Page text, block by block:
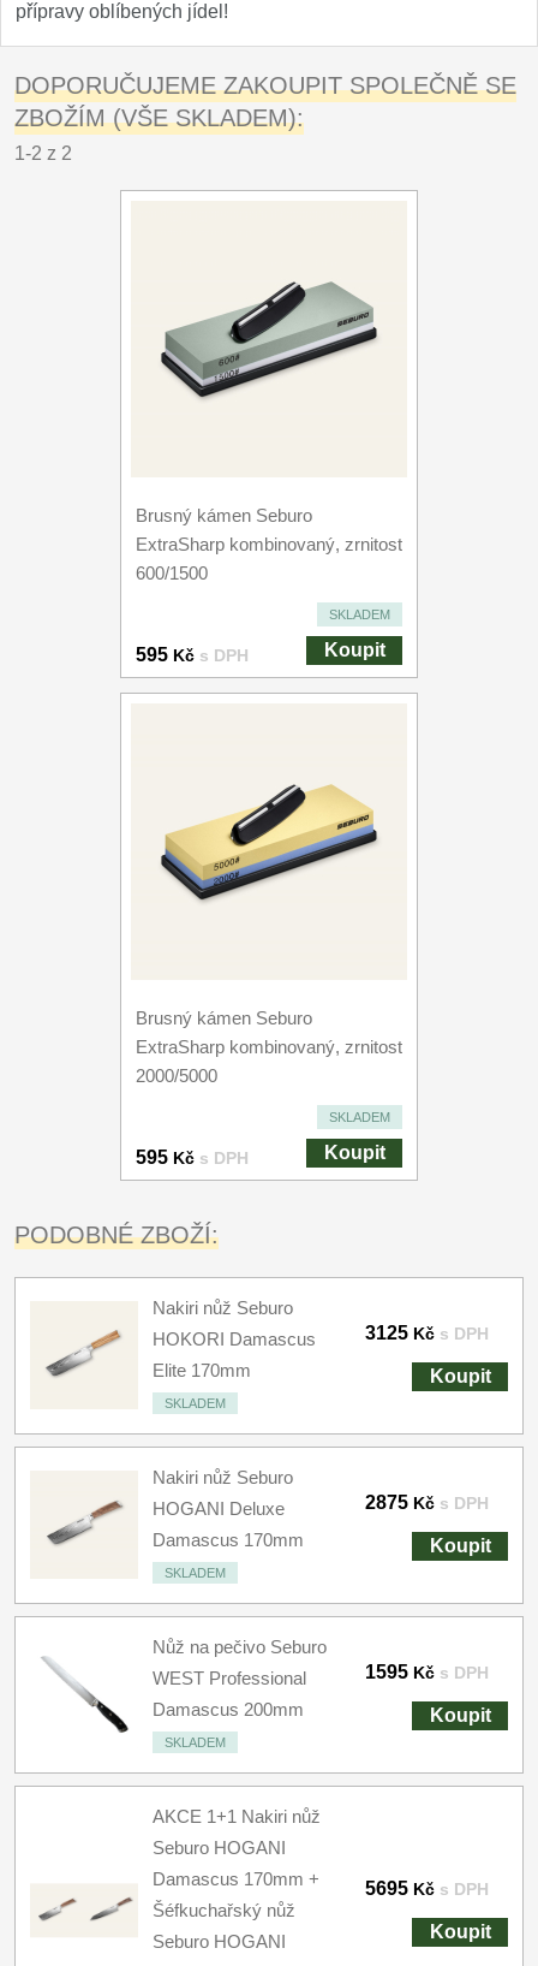
přípravy oblíbených jídel!
DOPORUČUJEME ZAKOUPIT SPOLEČNĚ SE
ZBOŽÍM (VŠE SKLADEM):
1-2 z 2
Brusný kámen Seburo
ExtraSharp kombinovaný, zrnitost
600/1500
SKLADEM
595 Kč s DPH Koupit
Brusný kámen Seburo
ExtraSharp kombinovaný, zrnitost
2000/5000
SKLADEM
595 Kč s DPH Koupit
PODOBNÉ ZBOŽÍ:
Nakiri nůž Seburo
HOKORI Damascus
Elite 170mm
SKLADEM
3125 Kč s DPH
Koupit
Nakiri nůž Seburo
HOGANI Deluxe
Damascus 170mm
SKLADEM
2875 Kč s DPH
Koupit
Nůž na pečivo Seburo
WEST Professional
Damascus 200mm
SKLADEM
1595 Kč s DPH
Koupit
AKCE 1+1 Nakiri nůž
Seburo HOGANI
Damascus 170mm +
Šéfkuchařský nůž
Seburo HOGANI
5695 Kč s DPH
Koupit